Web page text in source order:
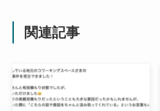
関連記事